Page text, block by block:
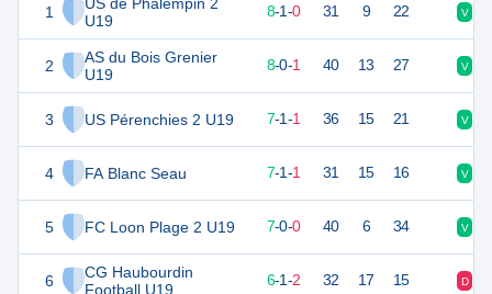
1
U19
2
AS du Bois Grenier
U19
3 US Pérenchies 2 U19
4 FA Blanc Seau
5 FC Loon Plage 2 U19
6
CG Haubourdin
Football U19
25 8-1-0 31 9 22 V
24 8-0-1 40 13 27 V
22 9 7-1-1 36 15 21 V
7-1-1 31 15 16 V
21 7 7-0-0 40 6 34 V
6-1-2 32 17 15 D